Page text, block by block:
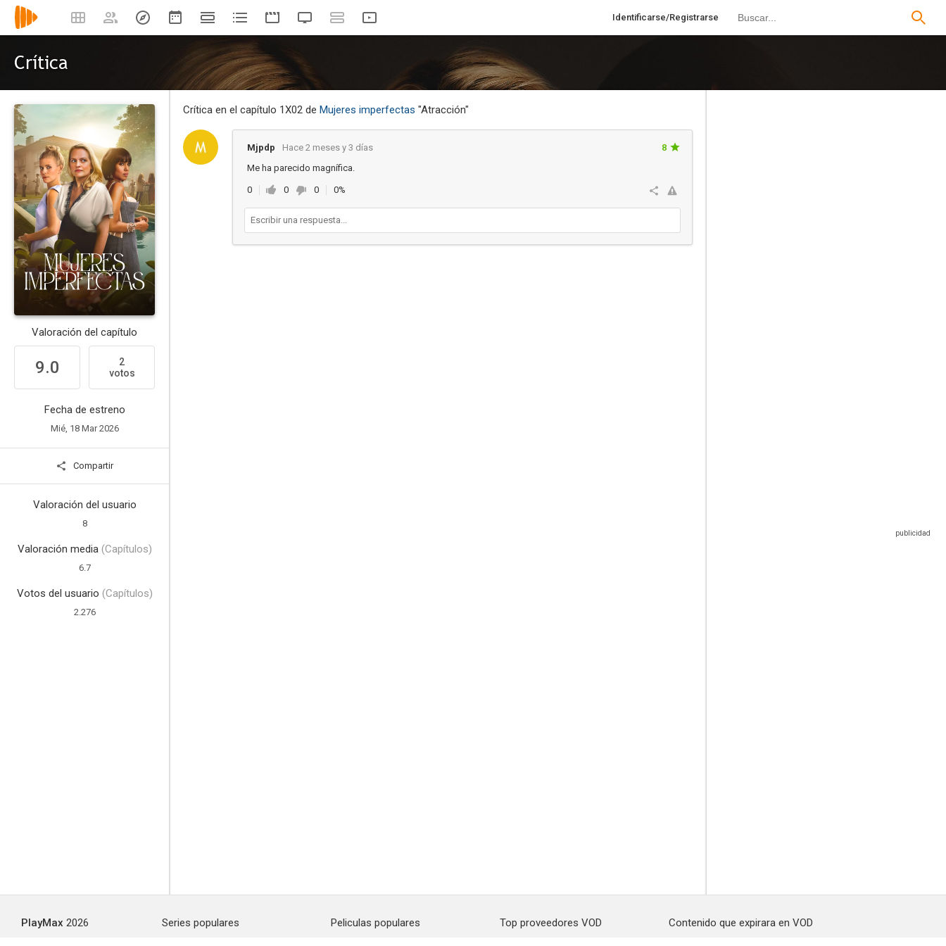
Identificarse/Registrarse
Crítica
Valoración del capítulo
9.0
2
votos
Fecha de estreno
Mié, 18 Mar 2026
Compartir
Valoración del usuario
8
Valoración media (Capítulos)
6.7
Votos del usuario (Capítulos)
2.276
Crítica en el capítulo 1X02 de Mujeres imperfectas "Atracción"
Mjpdp Hace 2 meses y 3 días
8
Me ha parecido magnífica.
0 0 0 0%
PlayMax 2026
Series populares
Peliculas populares
Top proveedores VOD
Contenido que expirara en VOD